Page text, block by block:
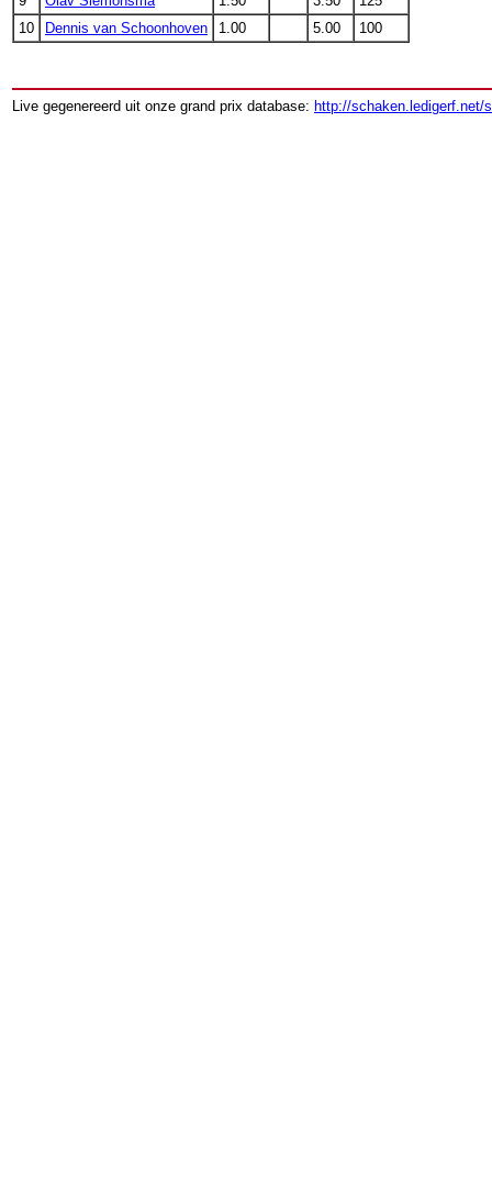
10
Dennis van Schoonhoven 1.00 5.00 100
Live gegenereerd uit onze grand prix database: http://schaken.ledigerf.net/